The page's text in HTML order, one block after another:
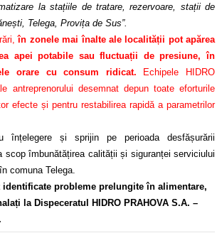
la stațiile de tratare, rezervoare, stații de
Telega, Provița de Sus”.
în zonele mai înalte ale localității pot apărea
apei potabile sau fluctuații de presiune, în
orare cu consum ridicat. Echipele HIDRO
antreprenorului desemnat depun toate eforturile
efecte și pentru restabilirea rapidă a parametrilor
înțelegere și sprijin pe perioada desfășurării
scop îmbunătățirea calității și siguranței serviciului
comuna Telega.
probleme prelungite în alimentare,
la Dispeceratul HIDRO PRAHOVA S.A. –